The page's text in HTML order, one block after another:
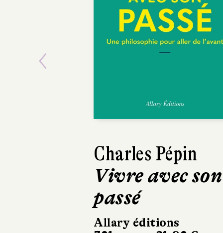
Claire Marin
Être à sa place
Le Livre de Poche
Previous